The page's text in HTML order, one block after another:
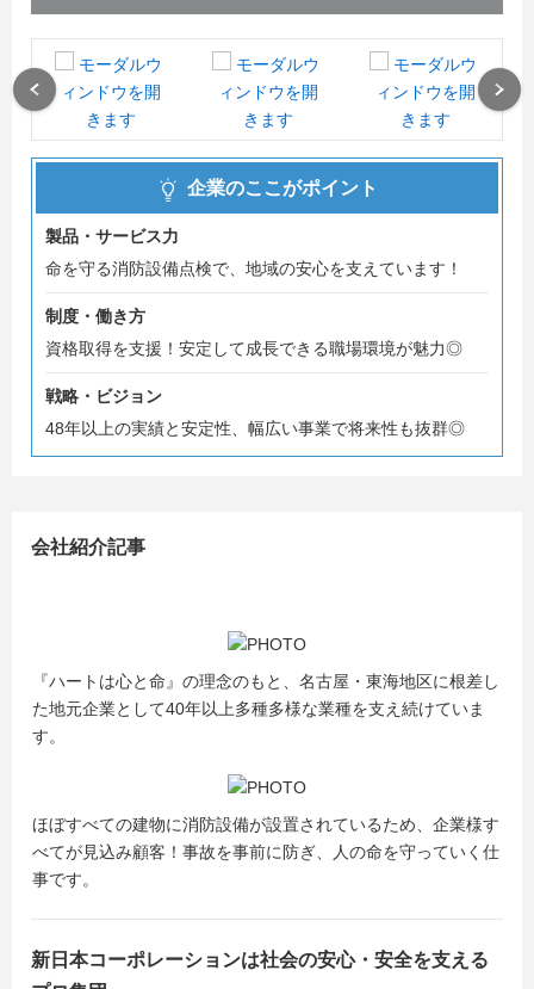
企業のここがポイント
製品・サービス力
命を守る消防設備点検で、地域の安心を支えています！
制度・働き方
資格取得を支援！安定して成長できる職場環境が魅力◎
戦略・ビジョン
48年以上の実績と安定性、幅広い事業で将来性も抜群◎
会社紹介記事
『ハートは心と命』の理念のもと、名古屋・東海地区に根差し
た地元企業として40年以上多種多様な業種を支え続けていま
す。
ほぼすべての建物に消防設備が設置されているため、企業様す
べてが見込み顧客！事故を事前に防ぎ、人の命を守っていく仕
事です。
新日本コーポレーションは社会の安心・安全を支える